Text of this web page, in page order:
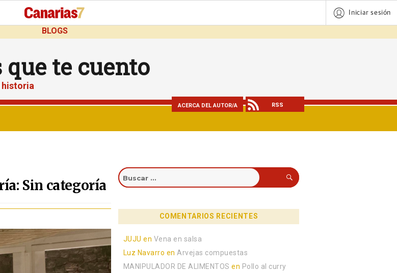
Iniciar sesión
BLOGS
que te cuento
historia
ACERCA DEL AUTOR/A RSS
Sin categoría
Buscar
por:
Buscar
COMENTARIOS RECIENTES
JUJU en Vena en salsa
Luz Navarro enArvejas compuestas
MANIPULADOR DE ALIMENTOS en Pollo al curry